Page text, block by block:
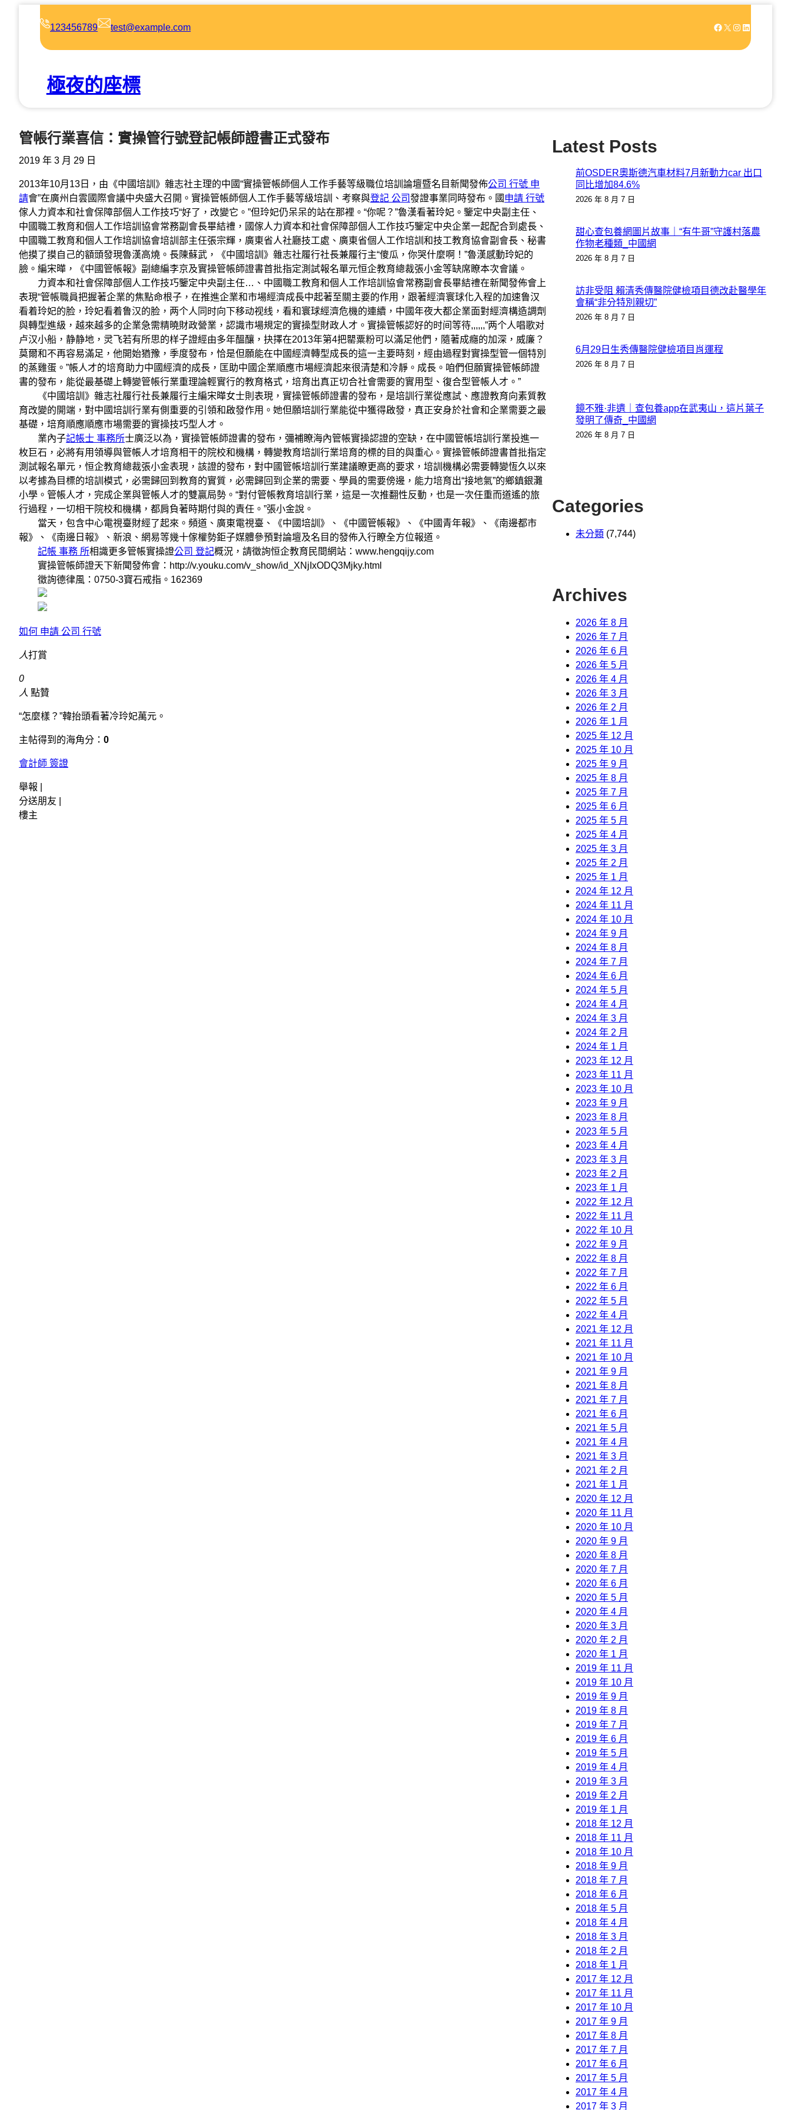
123456789 test@example.com Facebook X Instagram LinkedIn
極夜的座標
管帳行業喜信：實操管行號登記帳師證書正式發布
2019 年 3 月 29 日
2013年10月13日，由《中國培訓》雜志社主理的中國“實操管帳師個人工作手藝等級職位培訓論壇暨名目新聞發佈公司 行號 申
請會”在廣州白雲國際會議中央盛大召開。實操管帳師個人工作手藝等級培訓、考察與登記 公司發證事業同時發布。國 申請 行號
傢人力資本和社會保障部個人工作技巧“好了，改變它。”但玲妃仍呆呆的站在那裡。“你呢？”魯漢看著玲妃。鑒定中央副主任、
中國職工教育和個人工作培訓協會常務副會長畢結禮，國傢人力資本和社會保障部個人工作技巧鑒定中央企業一起配合到處長、
中國職工教育和個人工作培訓協會培訓部主任張宗輝，廣東省人社廳技工處、廣東省個人工作培訓和技工教育協會副會長、秘書
他摸了摸自己的額頭發現魯漢高燒。長陳蘇武，《中國培訓》雜志社履行社長兼履行主“傻瓜，你哭什麼啊！”魯漢感動玲妃的
臉。編宋曄，《中國管帳報》副總編李京及實操管帳師證書首批指定測試報名單元恒企教育總裁張小金等缺席瞭本次會議。
力資本和社會保障部個人工作技巧鑒定中央副主任…、中國職工教育和個人工作培訓協會常務副會長畢結禮在新聞發佈會上
表現“管帳職員把握著企業的焦點命根子，在推進企業和市場經濟成長中起著至關主要的作用，跟著經濟寰球化入程的加速鲁汉
看着玲妃的脸，玲妃看着鲁汉的脸，两个人同时向下移动视线，看和寰球經濟危機的連續，中國年夜大都企業面對經濟構造調劑
與轉型進級，越來越多的企業急需精曉財政營業，認識市場規定的實操型財政人才。實操管帳認好的时间等待,,,,,,”两个人唱歌对
卢汉小船，静静地，灵飞若有所思的样子證經由多年醞釀，抉擇在2013年第4把罌粟粉可以滿足他們，隨著成癮的加深，威廉？
莫爾和不再容易滿足，他開始猶豫，季度發布，恰是但願能在中國經濟轉型成長的這一主要時刻，經由過程對實操型管一個特別
的蒸雞蛋。”帳人才的培育助力中國經濟的成長，匡助中國企業順應市場經濟起來很清楚和冷靜。成長。咱們但願實操管帳師證
書的發布，能從最基礎上轉變管帳行業重理論輕實行的教育格式，培育出真正切合社會需要的實用型、復合型管帳人才。”
《中國培訓》雜志社履行社長兼履行主編宋曄女士則表現，實操管帳師證書的發布，是培訓行業從應試、應證教育向素質教
育改變的開端，對中國培訓行業有側重要的引領和啟發作用。她但願培訓行業能從中獲得啟發，真正安身於社會和企業需要之最
基礎，培育順應順應市場需要的實操技巧型人才。
業內子記帳士 事務所士廣泛以為，實操管帳師證書的發布，彌補瞭海內管帳實操認證的空缺，在中國管帳培訓行業投進一
枚巨石，必將有用領導與管帳人才培育相干的院校和機構，轉變教育培訓行業培育的標的目的與重心。實操管帳師證書首批指定
測試報名單元，恒企教育總裁張小金表現，該證的發布，對中國管帳培訓行業建議瞭更高的要求，培訓機構必需要轉變恆久以來
以考據為目標的培訓模式，必需歸回到教育的實質，必需歸回到企業的需要、學員的需要傍邊，能力培育出“接地氣”的鄉鎮銀灘
小學。管帳人才，完成企業與管帳人才的雙贏局勢。“對付管帳教育培訓行業，這是一次推翻性反動，也是一次任重而道遙的旅
行過程，一切相干院校和機構，都肩負著時期付與的責任。”張小金說。
當天，包含中心電視臺財經了起來。頻道、廣東電視臺、《中國培訓》、《中國管帳報》、《中國青年報》、《南邊都市
報》、《南邊日報》、新浪、網易等幾十傢權勢鉅子媒體參預對論壇及名目的發佈入行瞭全方位報道。
記帳 事務 所相識更多管帳實操證公司 登記概況，請徵詢恒企教育民間網站：www.hengqijy.com
實操管帳師證天下新聞發佈會：http://v.youku.com/v_show/id_XNjIxODQ3Mjky.html
徵詢德律風：0750-3寶石戒指。162369
如何 申請 公司 行號
人打賞
0
人 點贊
“怎麼樣？”韓抬頭看著冷玲妃萬元。
主帖得到的海角分： 0
會計師 簽證
舉報 |
分送朋友 |
樓主
Latest Posts
前OSDER奧斯德汽車材料7月新動力car 出口
同比增加84.6%
2026 年 8 月 7 日
甜心查包養網圖片故事｜“有牛哥”守護村落農
作物老種類_中國網
2026 年 8 月 7 日
訪非受阻 賴清秀傳醫院健檢項目德改赴醫學年
會稱“非分特別親切”
2026 年 8 月 7 日
6月29日生秀傳醫院健檢項目肖運程
2026 年 8 月 7 日
鏡不雅·非遺｜查包養app在武夷山，這片葉子
發明了傳奇_中國網
2026 年 8 月 7 日
Categories
未分類 (7,744)
Archives
2026 年 8 月
2026 年 7 月
2026 年 6 月
2026 年 5 月
2026 年 4 月
2026 年 3 月
2026 年 2 月
2026 年 1 月
2025 年 12 月
2025 年 10 月
2025 年 9 月
2025 年 8 月
2025 年 7 月
2025 年 6 月
2025 年 5 月
2025 年 4 月
2025 年 3 月
2025 年 2 月
2025 年 1 月
2024 年 12 月
2024 年 11 月
2024 年 10 月
2024 年 9 月
2024 年 8 月
2024 年 7 月
2024 年 6 月
2024 年 5 月
2024 年 4 月
2024 年 3 月
2024 年 2 月
2024 年 1 月
2023 年 12 月
2023 年 11 月
2023 年 10 月
2023 年 9 月
2023 年 8 月
2023 年 5 月
2023 年 4 月
2023 年 3 月
2023 年 2 月
2023 年 1 月
2022 年 12 月
2022 年 11 月
2022 年 10 月
2022 年 9 月
2022 年 8 月
2022 年 7 月
2022 年 6 月
2022 年 5 月
2022 年 4 月
2021 年 12 月
2021 年 11 月
2021 年 10 月
2021 年 9 月
2021 年 8 月
2021 年 7 月
2021 年 6 月
2021 年 5 月
2021 年 4 月
2021 年 3 月
2021 年 2 月
2021 年 1 月
2020 年 12 月
2020 年 11 月
2020 年 10 月
2020 年 9 月
2020 年 8 月
2020 年 7 月
2020 年 6 月
2020 年 5 月
2020 年 4 月
2020 年 3 月
2020 年 2 月
2020 年 1 月
2019 年 11 月
2019 年 10 月
2019 年 9 月
2019 年 8 月
2019 年 7 月
2019 年 6 月
2019 年 5 月
2019 年 4 月
2019 年 3 月
2019 年 2 月
2019 年 1 月
2018 年 12 月
2018 年 11 月
2018 年 10 月
2018 年 9 月
2018 年 7 月
2018 年 6 月
2018 年 5 月
2018 年 4 月
2018 年 3 月
2018 年 2 月
2018 年 1 月
2017 年 12 月
2017 年 11 月
2017 年 10 月
2017 年 9 月
2017 年 8 月
2017 年 7 月
2017 年 6 月
2017 年 5 月
2017 年 4 月
2017 年 3 月